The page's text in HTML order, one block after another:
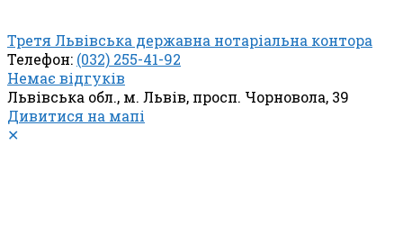
Третя Львівська державна нотаріальна контора
Телефон: (032) 255-41-92
Немає відгуків
Львівська обл., м. Львів, просп. Чорновола, 39
Дивитися на мапі
✕